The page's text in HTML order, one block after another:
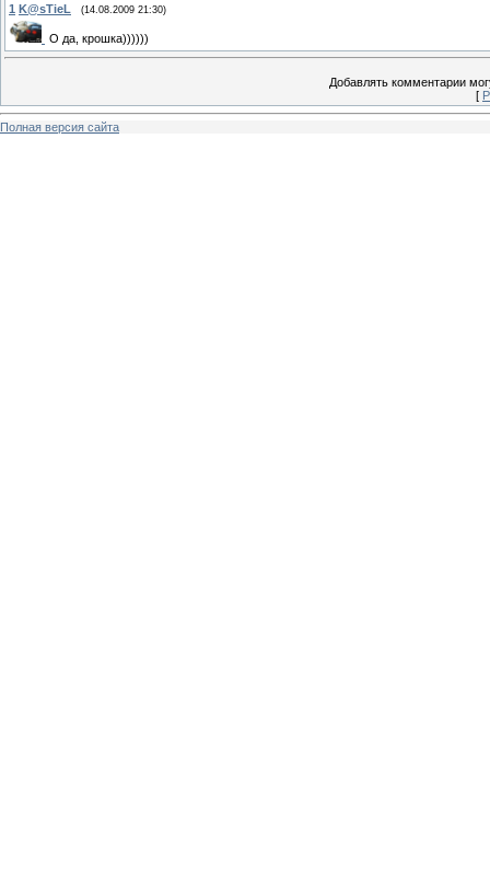
1 K@sTieL (14.08.2009 21:30)
О да, крошка))))))
Добавлять комментарии
[
Полная версия сайта